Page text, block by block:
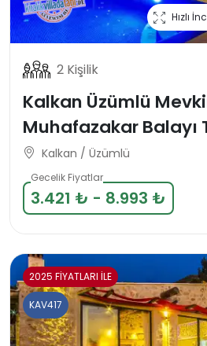
Hızlı
2 Kişilik
Kalkan Üzümlü
Muhafazakar Balayı
Kalkan / Üzümlü
Gecelik Fiyatlar
3.421 ₺ - 8.993 ₺
2025 FİYATLARI İLE
KAV417